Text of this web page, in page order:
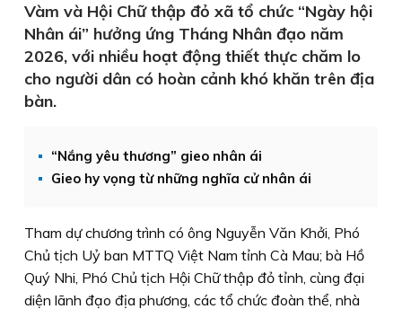
Vàm và Hội Chữ thập đỏ xã tổ chức “Ngày hội
Nhân ái” hưởng ứng Tháng Nhân đạo năm
2026, với nhiều hoạt động thiết thực chăm lo
cho người dân có hoàn cảnh khó khăn trên địa
bàn.
“Nắng yêu thương” gieo nhân ái
Gieo hy vọng từ những nghĩa cử nhân ái
Tham dự chương trình có ông Nguyễn Văn Khởi, Phó
Chủ tịch Uỷ ban MTTQ Việt Nam tỉnh Cà Mau; bà Hồ
Quý Nhi, Phó Chủ tịch Hội Chữ thập đỏ tỉnh, cùng đại
diện lãnh đạo địa phương, các tổ chức đoàn thể, nhà